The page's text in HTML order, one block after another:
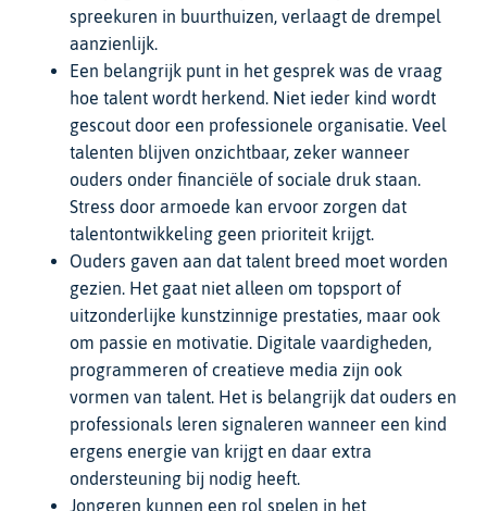
spreekuren in buurthuizen, verlaagt de drempel
aanzienlijk.
Een belangrijk punt in het gesprek was de vraag
hoe talent wordt herkend. Niet ieder kind wordt
gescout door een professionele organisatie. Veel
talenten blijven onzichtbaar, zeker wanneer
ouders onder financiële of sociale druk staan.
Stress door armoede kan ervoor zorgen dat
talentontwikkeling geen prioriteit krijgt.
Ouders gaven aan dat talent breed moet worden
gezien. Het gaat niet alleen om topsport of
uitzonderlijke kunstzinnige prestaties, maar ook
om passie en motivatie. Digitale vaardigheden,
programmeren of creatieve media zijn ook
vormen van talent. Het is belangrijk dat ouders en
professionals leren signaleren wanneer een kind
ergens energie van krijgt en daar extra
ondersteuning bij nodig heeft.
Jongeren kunnen een rol spelen in het